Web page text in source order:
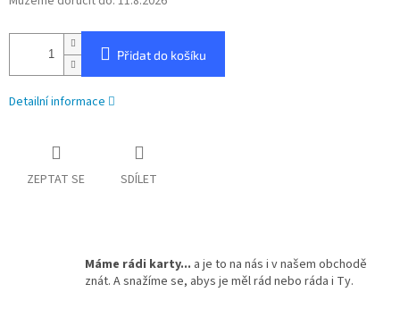
Přidat do košíku
Detailní informace
ZEPTAT SE SDÍLET
Máme rádi karty... a je to na nás i v našem obchodě
znát. A snažíme se, abys je měl rád nebo ráda i Ty.